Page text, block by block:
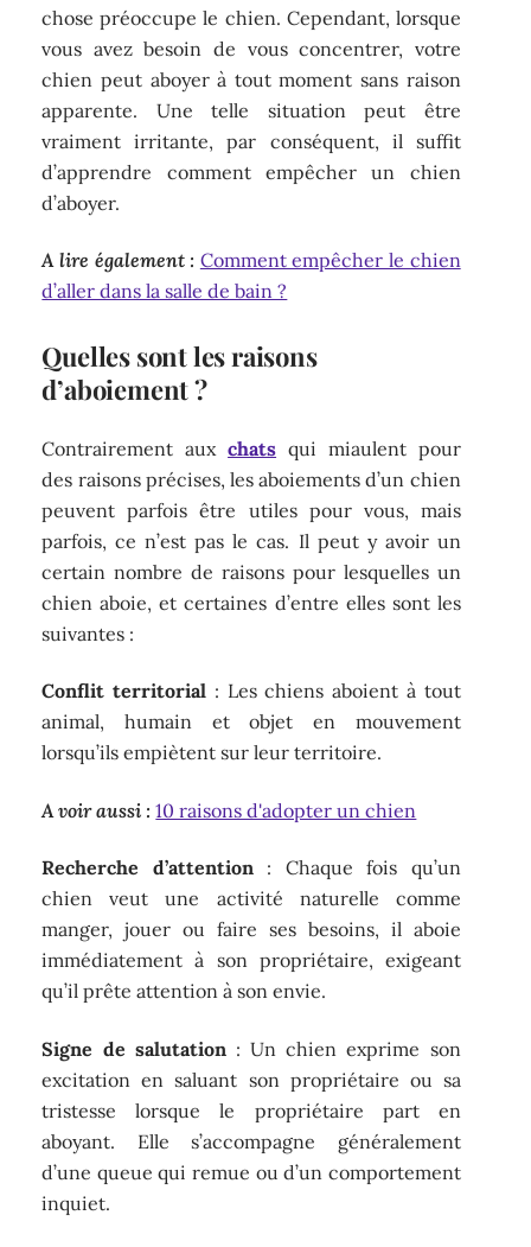
chose préoccupe le chien. Cependant, lorsque
vous avez besoin de vous concentrer, votre
chien peut aboyer à tout moment sans raison
apparente. Une telle situation peut être
vraiment irritante, par conséquent, il suffit
d’apprendre comment empêcher un chien
d’aboyer.
A lire également : Comment empêcher le chien
d’aller dans la salle de bain ?
Quelles sont les raisons
d’aboiement ?
Contrairement auxchats qui miaulent pour
des raisons précises, les aboiements d’un chien
peuvent parfois être utiles pour vous, mais
parfois, ce n’est pas le cas. Il peut y avoir un
certain nombre de raisons pour lesquelles un
chien aboie, et certaines d’entre elles sont les
suivantes :
Conflit territorial : Les chiens aboient à tout
animal, humain et objet en mouvement
lorsqu’ils empiètent sur leur territoire.
A voir aussi : 10 raisons d'adopter un chien
Recherche d’attention: Chaque fois qu’un
chien veut une activité naturelle comme
manger, jouer ou faire ses besoins, il aboie
immédiatement à son propriétaire, exigeant
qu’il prête attention à son envie.
Signe de salutation: Un chien exprime son
excitation en saluant son propriétaire ou sa
tristesse lorsque le propriétaire part en
aboyant. Elle s’accompagne généralement
d’une queue qui remue ou d’un comportement
inquiet.